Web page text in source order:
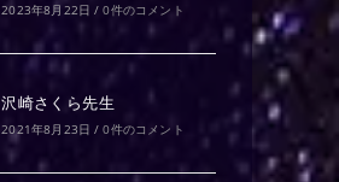
2023年8月22日 / 0件のコメント
沢崎さくら先生
2021年8月23日 / 0件のコメント